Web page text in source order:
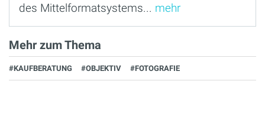
des Mittelformatsystems... mehr
Mehr zum Thema
#KAUFBERATUNG #OBJEKTIV #FOTOGRAFIE